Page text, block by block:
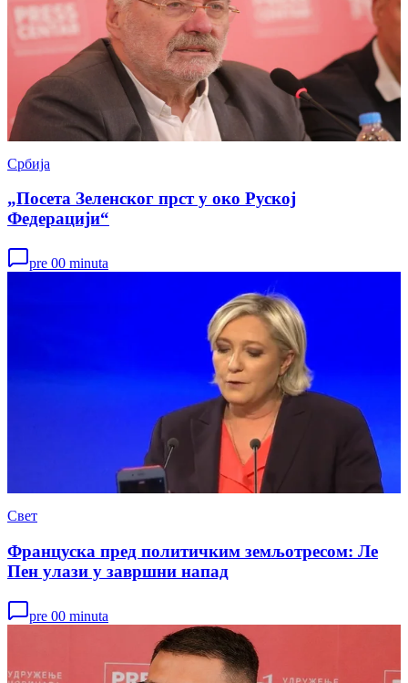
Србија
„Посета Зеленског прст у око Руској
Федерацији“
pre 00 minuta
Свет
Француска пред политичким земљотресом: Ле
Пен улази у завршни напад
pre 00 minuta